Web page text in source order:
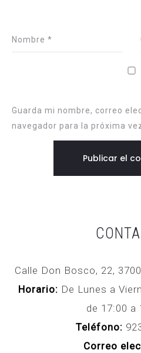
Nombre *
Guarda mi nombre, correo
navegador para la próxima
Calle Don Bosco, 22,
Horario: De Lunes a
de 17:00
Teléfono:
Correo